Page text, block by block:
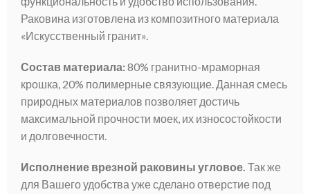
Раковина изготовлена из композитного материала
«Искусственный гранит».
Состав материала:80% гранитно-мраморная
крошка, 20% полимерные связующие. Данная смесь
природных материалов позволяет достичь
максимальной прочности моек, их износостойкости
и долговечности.
Исполнение врезной раковины угловое. Так же
для Вашего удобства уже сделано отверстие под